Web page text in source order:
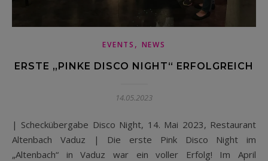
EVENTS , NEWS
ERSTE „PINKE DISCO NIGHT“ ERFOLGREICH
14.05.2023
| Scheckübergabe Disco Night, 14. Mai 2023, Restaurant
Altenbach Vaduz | Die erste Pink Disco Night im
„Altenbach“ in Vaduz war ein voller Erfolg! Im April